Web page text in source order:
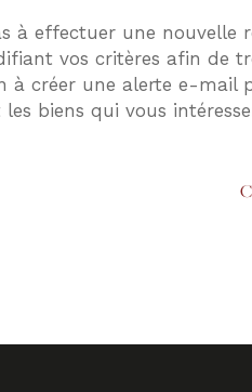
à effectuer une nouvelle
vos critères afin de
à créer une alerte e-mail
biens qui vous